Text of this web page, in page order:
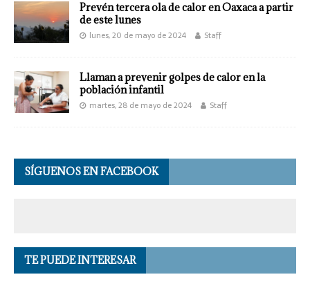
Prevén tercera ola de calor en Oaxaca a partir
de este lunes
lunes, 20 de mayo de 2024 Staff
Llaman a prevenir golpes de calor en la
población infantil
martes, 28 de mayo de 2024 Staff
SÍGUENOS EN FACEBOOK
TE PUEDE INTERESAR